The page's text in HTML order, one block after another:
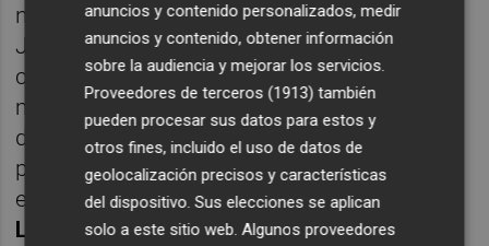
ninguna mención a ellas en las actas de la
Junta de Gobierno. A la demanda en
contencioso-administrativa, el grupo
municipal también anunció que los
denunciantes habían acudido a la vía penal
por presunta prevaricación deCampillo
entonces asesora -actual edil de Personal-,
Luisa Notario, en el nombramiento de más
anuncios y contenido personalizados, medir
anuncios y contenido, obtener información
sobre la audiencia y mejorar los servicios.
Proveedores de terceros (1913) también
pueden procesar sus datos para estos y
otros fines, incluido el uso de datos de
geolocalización precisos y características
del dispositivo. Sus elecciones se aplican
solo a este sitio web. Algunos proveedores